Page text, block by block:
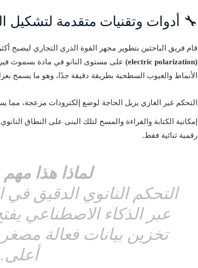
🔧 أدوات وتقنيات متقدمة لتشكيل
قام فريق الباحثين بتطوير مجهر القوة الذري التجاري ليصبح
(electric polarization)
على مستوى النانو في مادة بسموث
الأنماط والعيوب السطحية بطريقة دقيقة جدًا، وهو ما يسمح
التحكم غير الغازي يزيل الحاجة لوضع إلكترودات مزعجة، مما
إمكانية الكتابة والقراءة والمسح لتلك البنى على النطاق
رقمية ثنائية فقط.
لماذا هذا
التحكم النانوي الدقيق
عبر الذكاء الاصطناعي
تخزين بيانات فعالة
أعلى.